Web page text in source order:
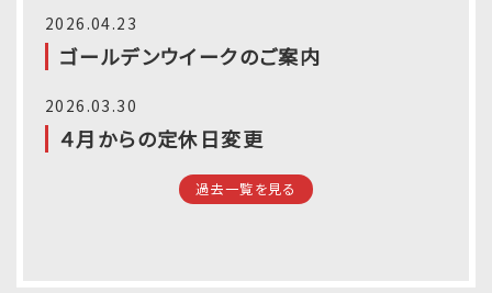
2026.04.23
ゴールデンウイークのご案内
2026.03.30
４月からの定休日変更
過去一覧を見る